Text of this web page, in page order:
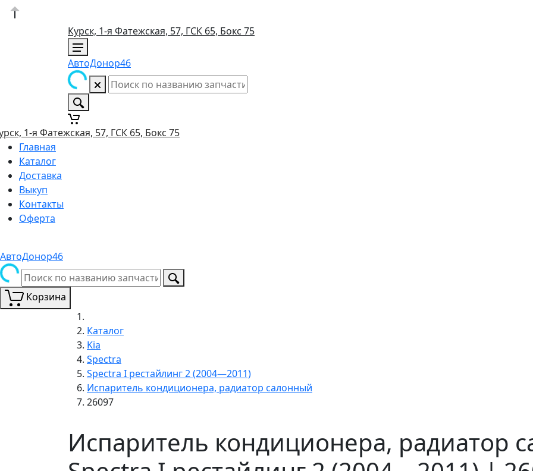
Курск, 1-я Фатежская, 57, ГСК 65, Бокс 75
АвтоДонор46
1-я Фатежская, 57, ГСК 65, Бокс 75
Главная
Каталог
Доставка
Выкуп
Контакты
Оферта
АвтоДонор46
Корзина
Каталог
Kia
Spectra
Spectra I рестайлинг 2 (2004—2011)
Испаритель кондиционера, радиатор салонный
26097
Испаритель кондиционера, радиатор